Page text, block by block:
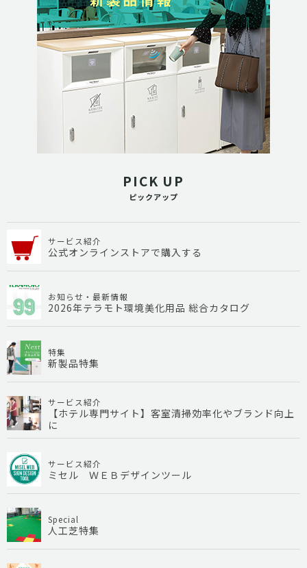
PICK UP
ピックアップ
サービス紹介
公式オンラインストアで購入する
お知らせ・最新情報
2026年テラモト環境美化用品 総合カタログ
特集
新製品特集
サービス紹介
【ホテル専門サイト】客室清掃効率化やブランド向上
に
サービス紹介
ミセル ＷＥＢデザインツール
Special
人工芝特集